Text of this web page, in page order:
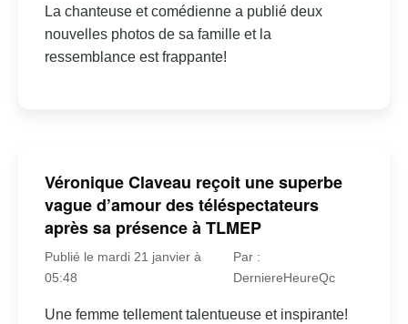
La chanteuse et comédienne a publié deux
nouvelles photos de sa famille et la
ressemblance est frappante!
Véronique Claveau reçoit une superbe
vague d’amour des téléspectateurs
après sa présence à TLMEP
Publié le mardi 21 janvier à
05:48
Par :
DerniereHeureQc
Une femme tellement talentueuse et inspirante!